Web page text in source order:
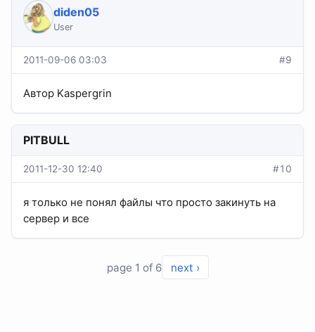
diden05
User
2011-09-06 03:03 #9
Автор Kaspergrin
PITBULL
2011-12-30 12:40 #10
я только не понял файлы что просто закинуть на
сервер и все
page 1 of 6 next ›